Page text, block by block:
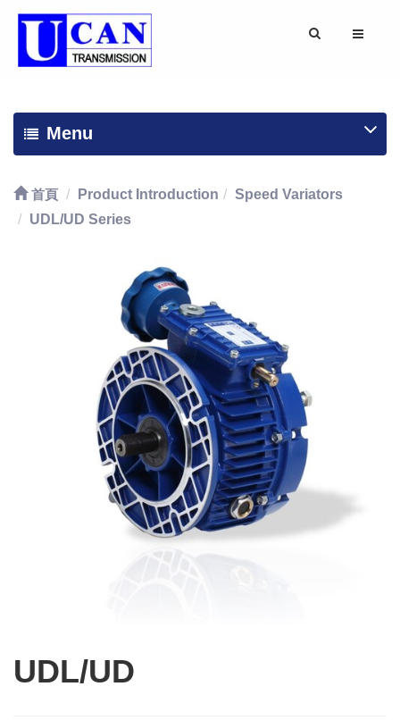
Menu
首頁 Product Introduction
Speed Variators
UDL/UD Series
UDL/UD